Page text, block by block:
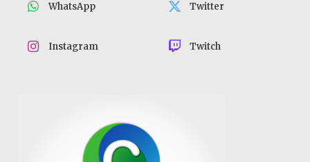
WhatsApp Twitter
Instagram Twitch